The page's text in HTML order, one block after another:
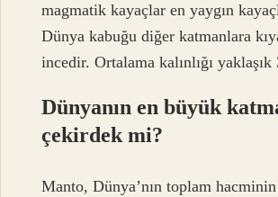
magmatik kayaçlar en yaygın
Dünya kabuğu diğer katmanlara
incedir. Ortalama kalınlığı yaklaşık
Dünyanın en büyük
çekirdek mi?
Manto, Dünya’nın toplam